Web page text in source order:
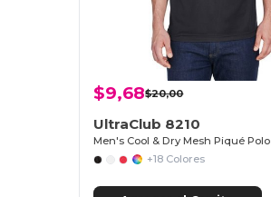
$9,68$20,00
UltraClub 8210
Men's Cool & Dry Mesh Piqué Polo
+18 Colores